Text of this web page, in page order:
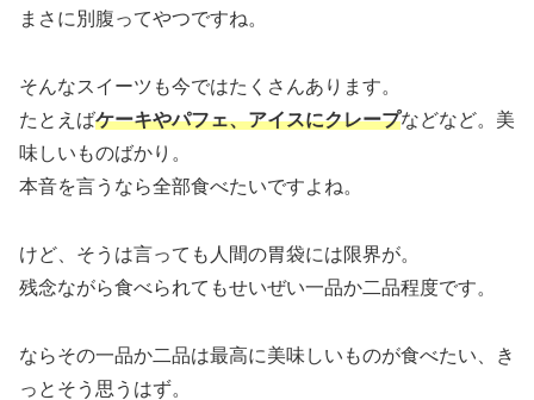
まさに別腹ってやつですね。
そんなスイーツも今ではたくさんあります。
たとえばケーキやパフェ、アイスにクレープなどなど。美
味しいものばかり。
本音を言うなら全部食べたいですよね。
けど、そうは言っても人間の胃袋には限界が。
残念ながら食べられてもせいぜい一品か二品程度です。
ならその一品か二品は最高に美味しいものが食べたい、き
っとそう思うはず。